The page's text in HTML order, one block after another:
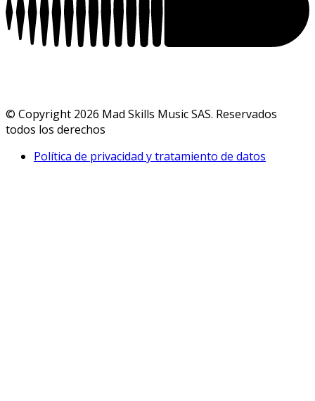
© Copyright 2026 Mad Skills Music SAS. Reservados
todos los derechos
Política de privacidad y tratamiento de datos